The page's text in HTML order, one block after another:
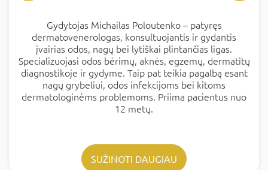
Gydytojas Michailas Poloutenko – patyręs
dermatovenerologas, konsultuojantis ir gydantis
įvairias odos, nagų bei lytiškai plintančias ligas.
Specializuojasi odos bėrimų, aknės, egzemų, dermatitų
diagnostikoje ir gydyme. Taip pat teikia pagalbą esant
nagų grybeliui, odos infekcijoms bei kitoms
dermatologinėms problemoms. Priima pacientus nuo
12 metų.
SUŽINOTI DAUGIAU